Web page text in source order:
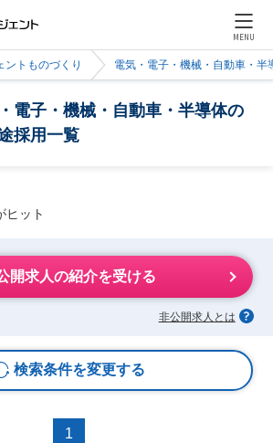
MENU
ントものづくり 電気・電子・機械・自動車・半
電子・機械・自動車・半導体の
採用一覧
ヒット
開求人の紹介を受ける
非公開求人とは
検索条件を変更する
1